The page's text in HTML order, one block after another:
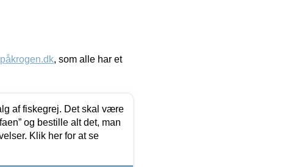
, som alle har et
af fiskegrej. Det skal være
og bestille alt det, man
Klik her for at se